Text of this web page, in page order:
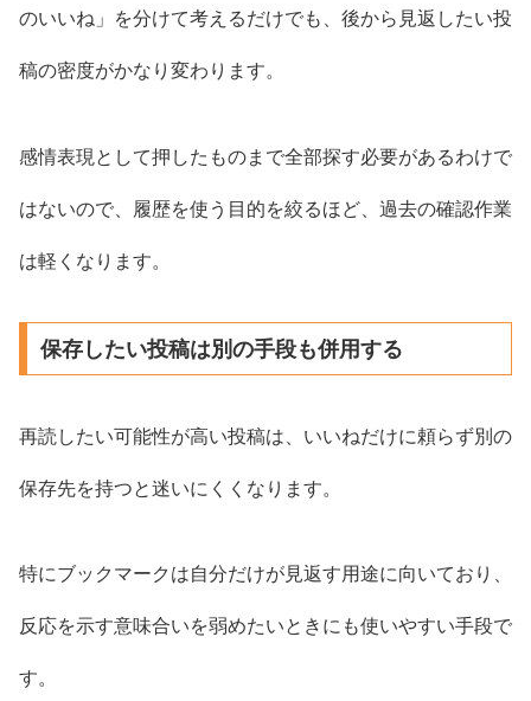
のいいね」を分けて考えるだけでも、後から見返したい投
稿の密度がかなり変わります。
感情表現として押したものまで全部探す必要があるわけで
はないので、履歴を使う目的を絞るほど、過去の確認作業
は軽くなります。
保存したい投稿は別の手段も併用する
再読したい可能性が高い投稿は、いいねだけに頼らず別の
保存先を持つと迷いにくくなります。
特にブックマークは自分だけが見返す用途に向いており、
反応を示す意味合いを弱めたいときにも使いやすい手段で
す。